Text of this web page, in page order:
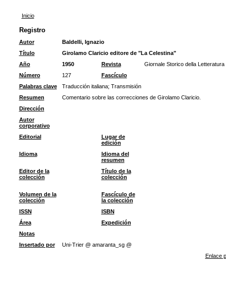
Inicio
Registro
Autor
Baldelli, Ignazio
Título
Girolamo Claricio editore de "La Celestina"
Año
1950 Revista
Giornale Storico della Letteratura
Número
127
Fascículo
Palabras clave
Traducción italiana; Transmisión
Resumen
Comentario sobre las correcciones de Girolamo Claricio.
Dirección
Autor
corporativo
Editorial
Lugar de
edición
Idioma
Idioma del
resumen
Editor de la
colección
Título de la
colección
Volumen de la
colección
Fascículo de
la colección
ISSN
ISBN
Área
Expedición
Notas
Insertado por
Uni-Trier @ amaranta_sg @
Enlace